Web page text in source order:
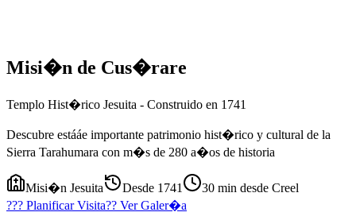
Misi�n de Cus�rare
Templo Hist�rico Jesuita - Construido en 1741
Descubre estááe importante patrimonio hist�rico y cultural de la
Sierra Tarahumara con m�s de 280 a�os de historia
Misi�n Jesuita Desde 1741
30 min desde Creel
??? Planificar Visita?? Ver Galer�a